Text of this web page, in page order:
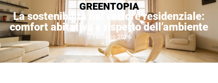
GREENTOPIA
La sostenibilità nel settore residenziale:
comfort abitativo e rispetto dell’ambiente
7 Febbraio 2024